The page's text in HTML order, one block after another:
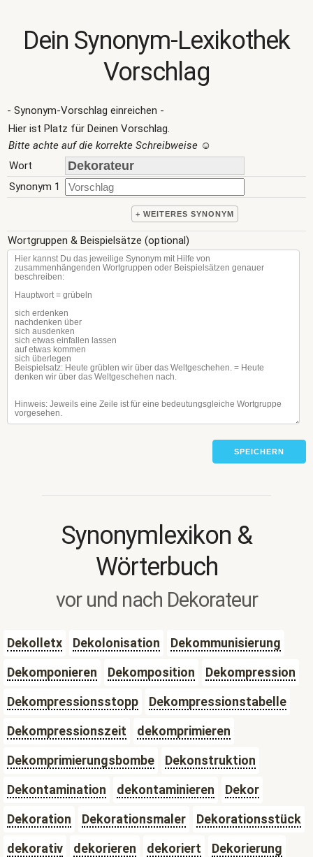
Dein Synonym-Lexikothek
Vorschlag
- Synonym-Vorschlag einreichen -
Hier ist Platz für Deinen Vorschlag.
Bitte achte auf die korrekte Schreibweise ☺
Wort
Synonym 1
+ WEITERES SYNONYM
Wortgruppen & Beispielsätze (optional)
SPEICHERN
Synonymlexikon &
Wörterbuch
vor und nach Dekorateur
Dekolletx Dekolonisation
Dekommunisierung
Dekomponieren
Dekomposition
Dekompression
Dekompressionsstopp
Dekompressionstabelle
Dekompressionszeit
dekomprimieren
Dekomprimierungsbombe
Dekonstruktion
Dekontamination
dekontaminieren
Dekor
Dekoration
Dekorationsmaler
Dekorationsstück
dekorativ
dekorieren dekoriert
Dekorierung